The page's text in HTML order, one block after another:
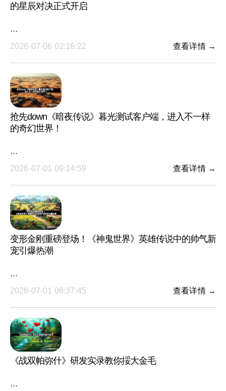
的星辰对决正式开启
···
2026-07-06 02:16:22
查看详情 →
抢先down《暗夜传说》暮光测试客户端，进入不一样
的奇幻世界！
···
2026-07-01 09:14:59
查看详情 →
变形金刚重磅登场！《神鬼世界》英雄传说中的帅气新
宠引爆热潮
···
2026-07-01 08:37:45
查看详情 →
《战双帕弥什》研发实录教你挼大金毛
···